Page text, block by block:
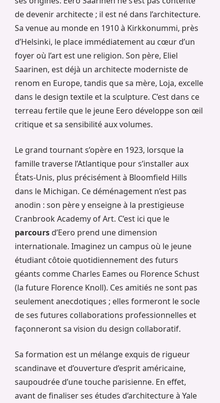
de devenir architecte ; il est né dans l’architecture.
Sa venue au monde en 1910 à Kirkkonummi, près
d’Helsinki, le place immédiatement au cœur d’un
foyer où l’art est une religion. Son père, Eliel
Saarinen, est déjà un architecte moderniste de
renom en Europe, tandis que sa mère, Loja, excelle
dans le design textile et la sculpture. C’est dans ce
terreau fertile que le jeune Eero développe son œil
critique et sa sensibilité aux volumes.
Le grand tournant s’opère en 1923, lorsque la
famille traverse l’Atlantique pour s’installer aux
États-Unis, plus précisément à Bloomfield Hills
dans le Michigan. Ce déménagement n’est pas
anodin : son père y enseigne à la prestigieuse
Cranbrook Academy of Art. C’est ici que le
parcours d’Eero prend une dimension
internationale. Imaginez un campus où le jeune
étudiant côtoie quotidiennement des futurs
géants comme Charles Eames ou Florence Schust
(la future Florence Knoll). Ces amitiés ne sont pas
seulement anecdotiques ; elles formeront le socle
de ses futures collaborations professionnelles et
façonneront sa vision du design collaboratif.
Sa formation est un mélange exquis de rigueur
scandinave et d’ouverture d’esprit américaine,
saupoudrée d’une touche parisienne. En effet,
avant de finaliser ses études d’architecture à Yale